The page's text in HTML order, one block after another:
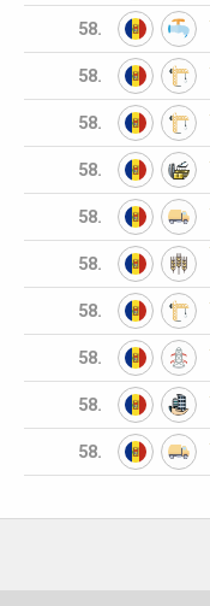
58.
58.
58.
58.
58.
58.
58.
58.
58.
58.